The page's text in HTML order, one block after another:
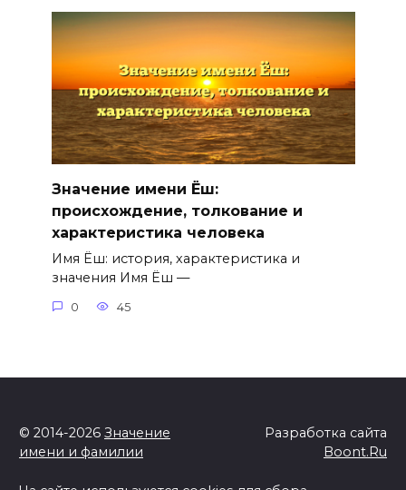
Значение имени Ёш:
происхождение, толкование и
характеристика человека
Имя Ёш: история, характеристика и
значения Имя Ёш —
0 45
© 2014-2026 Значение
имени и фамилии
Разработка сайта
Boont.Ru